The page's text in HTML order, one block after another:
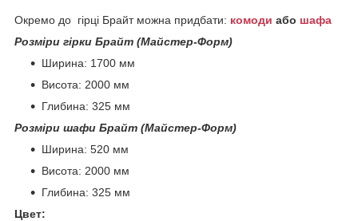
Окремо до гірці Брайт можна придбати: комоди або шафа
Розміри гірки Брайт (Майстер-Форм)
Ширина: 1700 мм
Висота: 2000 мм
Глибина: 325 мм
Розміри шафи Брайт (Майстер-Форм)
Ширина: 520 мм
Висота: 2000 мм
Глибина: 325 мм
Цвет: